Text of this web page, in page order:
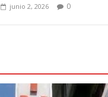
junio 2, 2026 0